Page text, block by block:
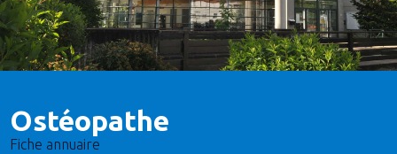
Ostéopathe
Fiche annuaire